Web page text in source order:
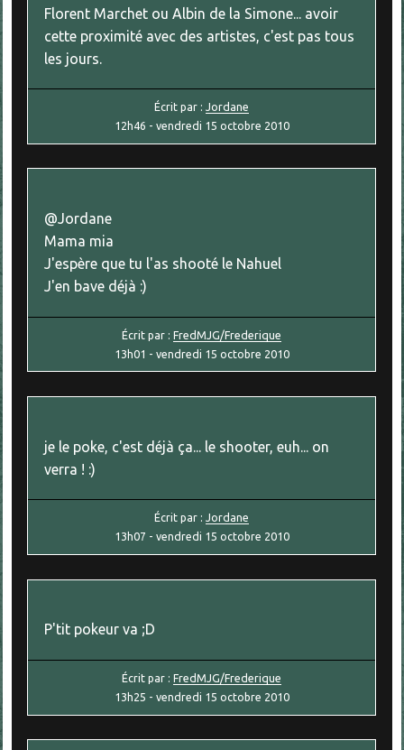
Florent Marchet ou Albin de la Simone... avoir
cette proximité avec des artistes, c'est pas tous
les jours.
Écrit par :Jordane
12h46 - vendredi 15 octobre 2010
@Jordane
Mama mia
J'espère que tu l'as shooté le Nahuel
J'en bave déjà :)
Écrit par :FredMJG/Frederique
13h01 - vendredi 15 octobre 2010
je le poke, c'est déjà ça... le shooter, euh... on
verra ! :)
Écrit par :Jordane
13h07 - vendredi 15 octobre 2010
P'tit pokeur va ;D
Écrit par :FredMJG/Frederique
13h25 - vendredi 15 octobre 2010